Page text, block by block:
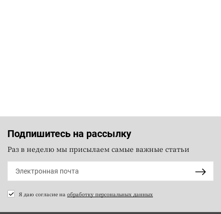
Подпишитесь на рассылку
Раз в неделю мы присылаем самые важные статьи
Я даю согласие на обработку персональных данных